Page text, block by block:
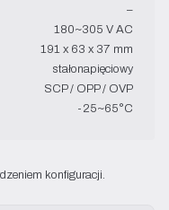
–
180~305 V AC
191 x 63 x 37 mm
stałonapięciowy
SCP / OPP / OVP
-25~65°C
konfiguracji.